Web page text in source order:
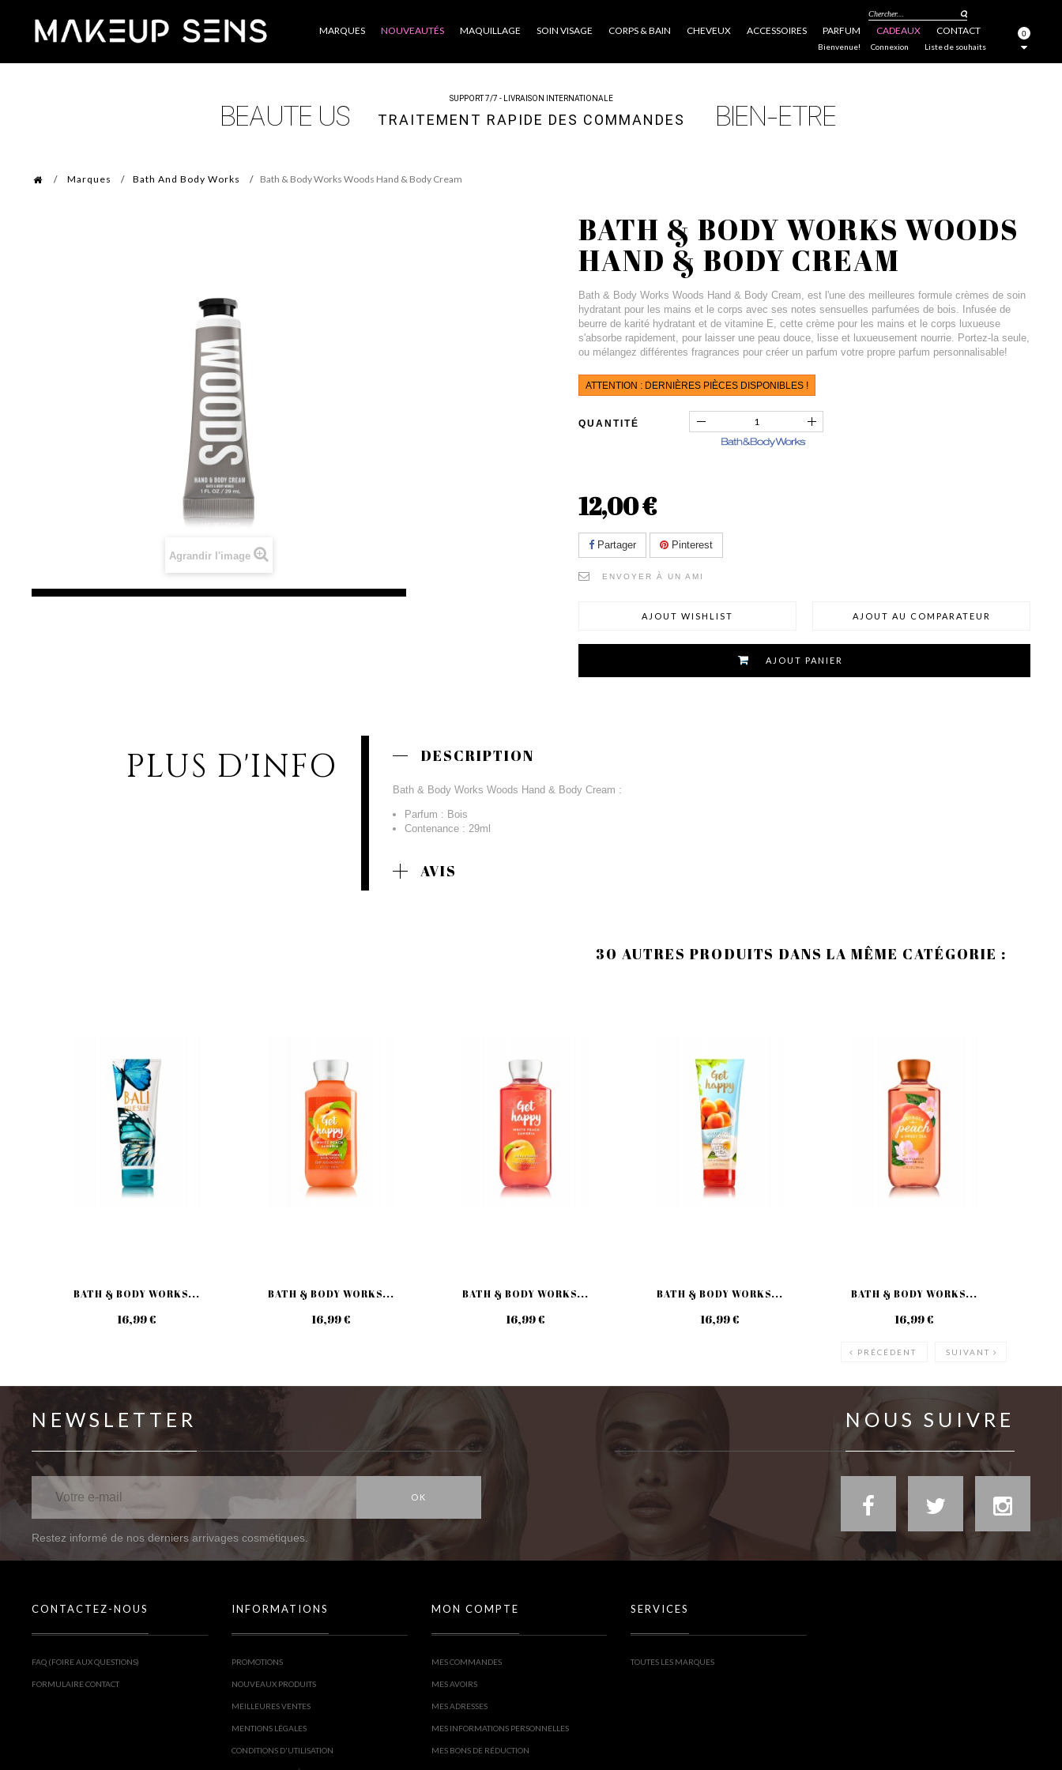
Catégories MARQUES NOUVEAUTÉS MAQUILLAGE SOIN VISAGE CORPS & BAIN CHEVEUX ACCESSOIRES PARFUM CADEAUX CONTACT
Chercher...
0
Liste de souhaits
Bienvenue! Connexion
SUPPORT 7/7 - LIVRAISON INTERNATIONALE
TRAITEMENT RAPIDE DES COMMANDES
Marques Bath And Body Works Bath & Body Works Woods Hand & Body Cream
Agrandir l'image
BATH & BODY WORKS WOODS
HAND & BODY CREAM
Bath & Body Works Woods Hand & Body Cream, est l'une des meilleures formule crèmes de soin
hydratant pour les mains et le corps avec ses notes sensuelles parfumées de bois. Infusée de
beurre de karité hydratant et de vitamine E, cette crème pour les mains et le corps luxueuse
s'absorbe rapidement, pour laisser une peau douce, lisse et luxueusement nourrie. Portez-la seule,
ou mélangez différentes fragrances pour créer un parfum votre propre parfum personnalisable!
ATTENTION : DERNIÈRES PIÈCES DISPONIBLES !
QUANTITÉ
12,00 €
Partager Pinterest
ENVOYER À UN AMI
AJOUT WISHLIST AJOUT AU COMPARATEUR
AJOUT PANIER
PLUS D'INFO DESCRIPTION
Bath & Body Works Woods Hand & Body Cream :
Parfum : Bois
Contenance : 29ml
AVIS
30 AUTRES PRODUITS DANS LA MÊME CATÉGORIE :
BATH & BODY WORKS...
16,99 €
BATH & BODY WORKS...
16,99 €
BATH & BODY WORKS...
16,99 €
BATH & BODY WORKS...
16,99 €
BATH & BODY WORKS...
16,99 €
PRÉCÉDENT SUIVANT
NEWSLETTER
OK
Restez informé de nos derniers arrivages cosmétiques.
NOUS SUIVRE
CONTACTEZ-NOUS
FAQ (FOIRE AUX QUESTIONS)
FORMULAIRE CONTACT
INFORMATIONS
PROMOTIONS
NOUVEAUX PRODUITS
MEILLEURES VENTES
MENTIONS LÉGALES
CONDITIONS D'UTILISATION
MON COMPTE
MES COMMANDES
MES AVOIRS
MES ADRESSES
MES INFORMATIONS PERSONNELLES
MES BONS DE RÉDUCTION
SERVICES
TOUTES LES MARQUES